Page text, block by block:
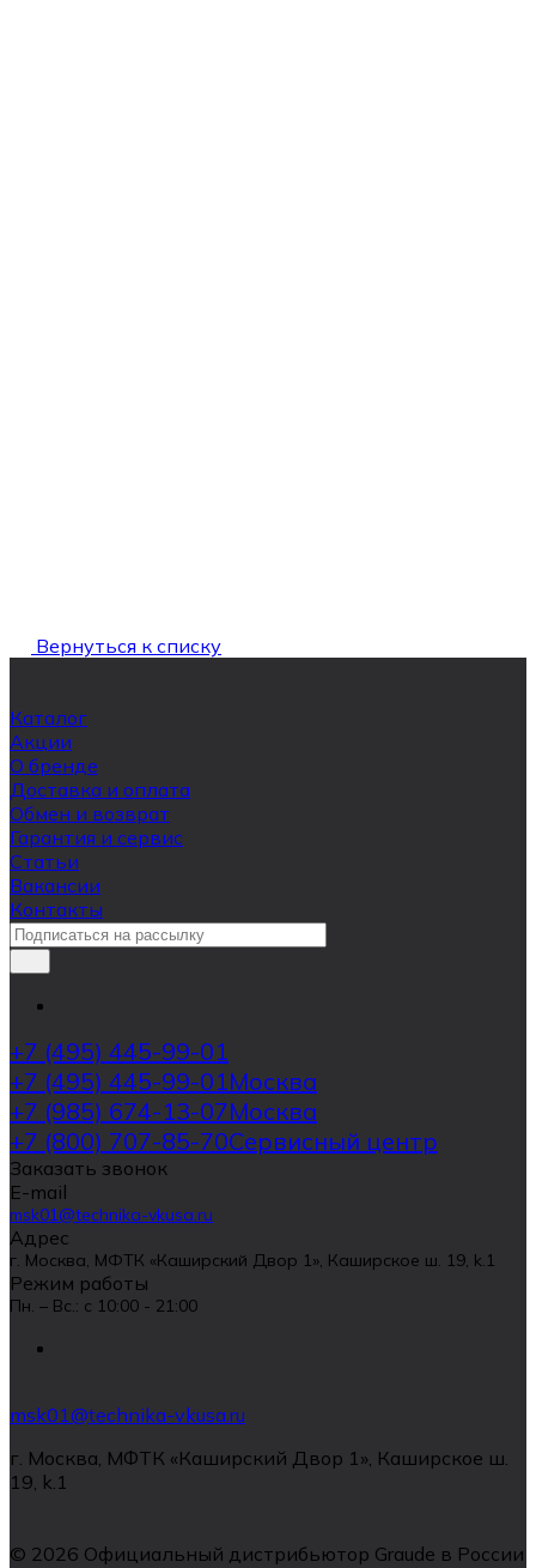
Вернуться к списку
Каталог
Акции
О бренде
Доставка и оплата
Обмен и возврат
Гарантия и сервис
Статьи
Вакансии
Контакты
+7 (495) 445-99-01
+7 (495) 445-99-01Москва
+7 (985) 674-13-07Москва
+7 (800) 707-85-70Сервисный центр
Заказать звонок
E-mail
msk01@technika-vkusa.ru
Адрес
г. Москва, МФТК «Каширский Двор 1», Каширское ш. 19, k.1
Режим работы
Пн. – Вс.: с 10:00 - 21:00
msk01@technika-vkusa.ru
г. Москва, МФТК «Каширский Двор 1», Каширское ш.
19, k.1
© 2026 Официальный дистрибьютор Graude в России